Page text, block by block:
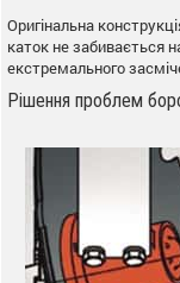
Оригінальна
каток не забивається
екстремального
Рішення проблем